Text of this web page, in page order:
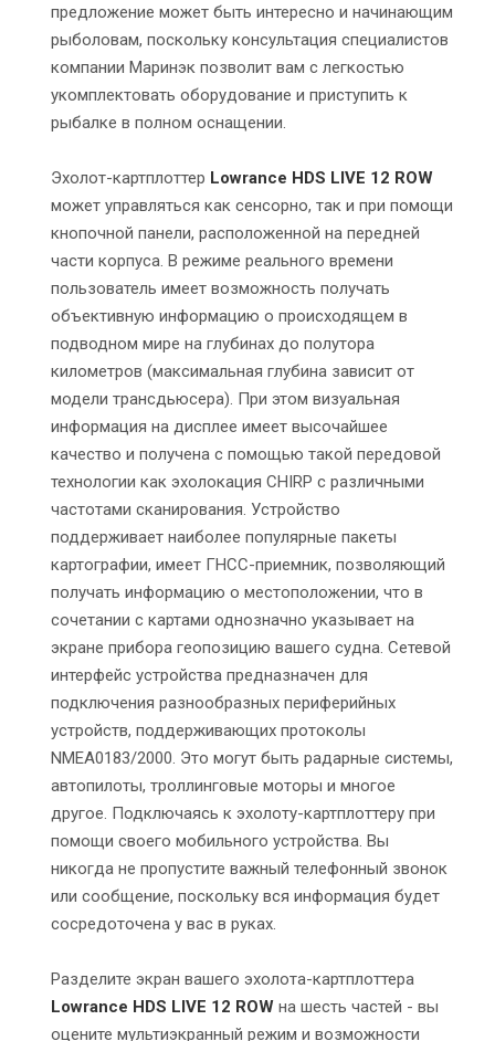
предложение может быть интересно и начинающим
рыболовам, поскольку консультация специалистов
компании Маринэк позволит вам с легкостью
укомплектовать оборудование и приступить к
рыбалке в полном оснащении.
Эхолот-картплоттер Lowrance HDS LIVE 12 ROW
может управляться как сенсорно, так и при помощи
кнопочной панели, расположенной на передней
части корпуса. В режиме реального времени
пользователь имеет возможность получать
объективную информацию о происходящем в
подводном мире на глубинах до полутора
километров (максимальная глубина зависит от
модели трансдьюсера). При этом визуальная
информация на дисплее имеет высочайшее
качество и получена с помощью такой передовой
технологии как эхолокация CHIRP с различными
частотами сканирования. Устройство
поддерживает наиболее популярные пакеты
картографии, имеет ГНСС-приемник, позволяющий
получать информацию о местоположении, что в
сочетании с картами однозначно указывает на
экране прибора геопозицию вашего судна. Сетевой
интерфейс устройства предназначен для
подключения разнообразных периферийных
устройств, поддерживающих протоколы
NMEA0183/2000. Это могут быть радарные системы,
автопилоты, троллинговые моторы и многое
другое. Подключаясь к эхолоту-картплоттеру при
помощи своего мобильного устройства. Вы
никогда не пропустите важный телефонный звонок
или сообщение, поскольку вся информация будет
сосредоточена у вас в руках.
Разделите экран вашего эхолота-картплоттера
Lowrance HDS LIVE 12 ROW на шесть частей - вы
оцените мультиэкранный режим и возможности